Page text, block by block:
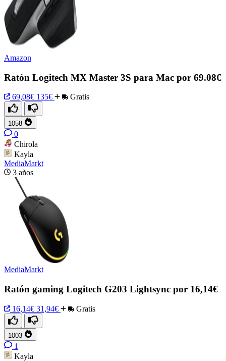
Amazon
Ratón Logitech MX Master 3S para Mac por 69.08€
69,08€ 135€ Gratis
1058
0
Chirola
Kayla
MediaMarkt
3 años
MediaMarkt
Ratón gaming Logitech G203 Lightsync por 16,14€
16,14€ 31,94€ Gratis
1003
1
Kayla